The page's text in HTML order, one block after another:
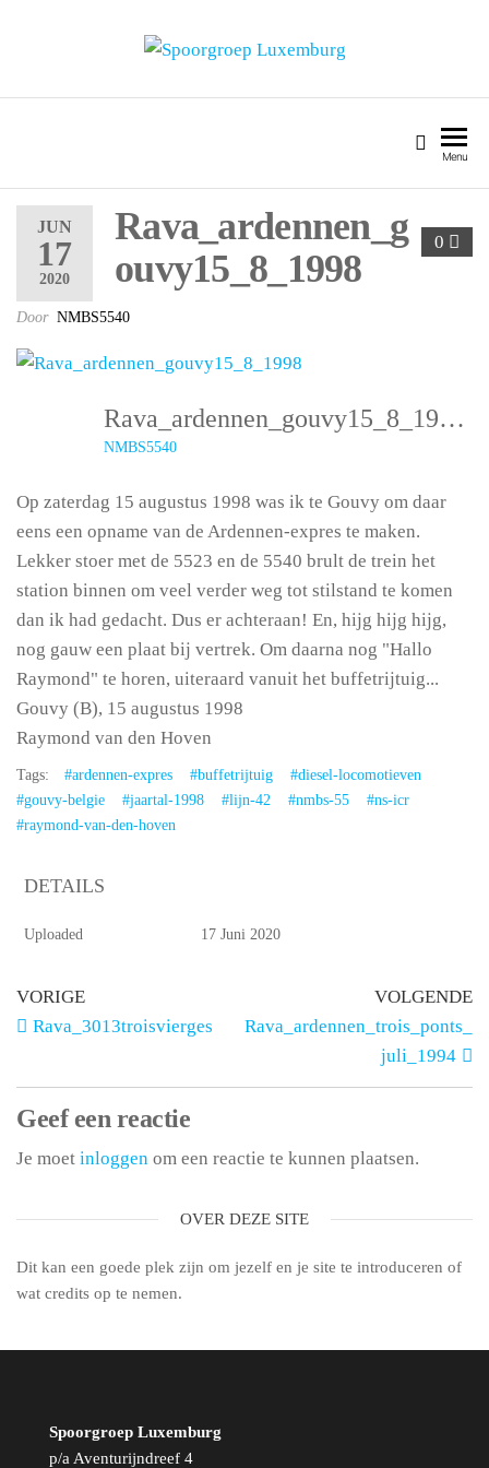
Menu
JUN
17
2020
0
Rava_ardennen_g
ouvy15_8_1998
Door NMBS5540
Rava_ardennen_gouvy15_8_1998
NMBS5540
Op zaterdag 15 augustus 1998 was ik te Gouvy om daar
eens een opname van de Ardennen-expres te maken.
Lekker stoer met de 5523 en de 5540 brult de trein het
station binnen om veel verder weg tot stilstand te komen
dan ik had gedacht. Dus er achteraan! En, hijg hijg hijg,
nog gauw een plaat bij vertrek. Om daarna nog "Hallo
Raymond" te horen, uiteraard vanuit het buffetrijtuig...
Gouvy (B), 15 augustus 1998
Raymond van den Hoven
Tags: #ardennen-expres #buffetrijtuig
#diesel-locomotieven
#gouvy-belgie
#jaartal-1998 #lijn-42 #nmbs-55
#ns-icr
#raymond-van-den-hoven
DETAILS
Uploaded 17 Juni 2020
VORIGE
Rava_3013troisvierges
VOLGENDE
Rava_ardennen_trois_ponts_
juli_1994
Geef een reactie
Je moet inloggen om een reactie te kunnen plaatsen.
OVER DEZE SITE
Dit kan een goede plek zijn om jezelf en je site te introduceren of
wat credits op te nemen.
Spoorgroep Luxemburg
p/a Aventurijndreef 4